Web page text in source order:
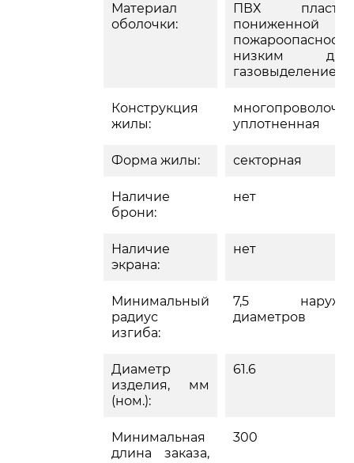
Материал
оболочки:
ПВХ
пониженной
низким
газовыделением
Конструкция
жилы:
уплотненная
Форма жилы: секторная
Наличие
брони:
нет
Наличие
экрана:
нет
Минимальный
радиус
изгиба:
7,5
диаметров
Диаметр
изделия, мм
(ном.):
61.6
Минимальная
длина заказа,
300